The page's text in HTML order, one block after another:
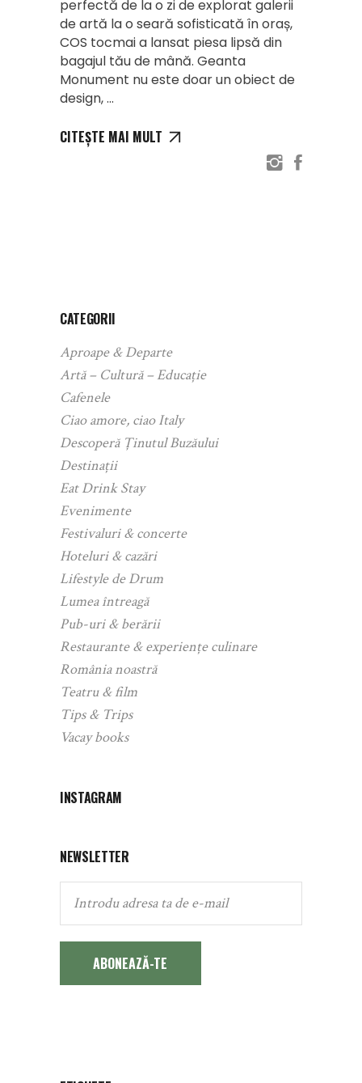
perfectă de la o zi de explorat galerii
de artă la o seară sofisticată în oraș,
COS tocmai a lansat piesa lipsă din
bagajul tău de mână. Geanta
Monument nu este doar un obiect de
design,
CITEȘTE MAI MULT
CATEGORII
Aproape & Departe
Artă – Cultură – Educație
Cafenele
Ciao amore, ciao Italy
Descoperă Ținutul Buzăului
Destinații
Eat Drink Stay
Evenimente
Festivaluri & concerte
Hoteluri & cazări
Lifestyle de Drum
Lumea întreagă
Pub-uri & berării
Restaurante & experiențe culinare
România noastră
Teatru & film
Tips & Trips
Vacay books
INSTAGRAM
NEWSLETTER
ABONEAZĂ-TE